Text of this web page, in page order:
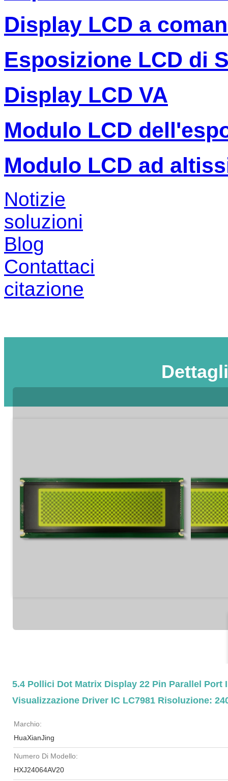
Display LCD a
Esposizione LCD di
Display LCD VA
Modulo LCD
Modulo LCD ad
Notizie
soluzioni
Blog
Contattaci
citazione
5.4 Pollici Dot Matrix Display 22 Pin Parallel
Visualizzazione Driver IC LC7981 Risoluzione:
Marchio:
HuaXianJing
Numero Di Modello:
HXJ24064AV20